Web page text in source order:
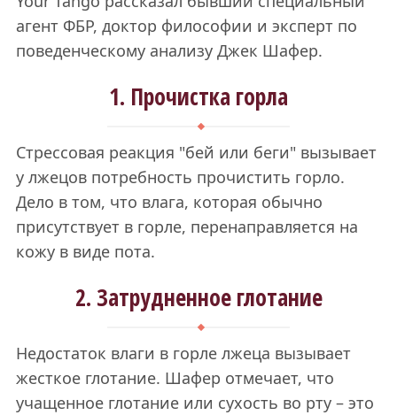
агент ФБР, доктор философии и эксперт по
поведенческому анализу Джек Шафер.
1. Прочистка горла
Стрессовая реакция "бей или беги" вызывает
у лжецов потребность прочистить горло.
Дело в том, что влага, которая обычно
присутствует в горле, перенаправляется на
кожу в виде пота.
2. Затрудненное глотание
Недостаток влаги в горле лжеца вызывает
жесткое глотание. Шафер отмечает, что
учащенное глотание или сухость во рту – это